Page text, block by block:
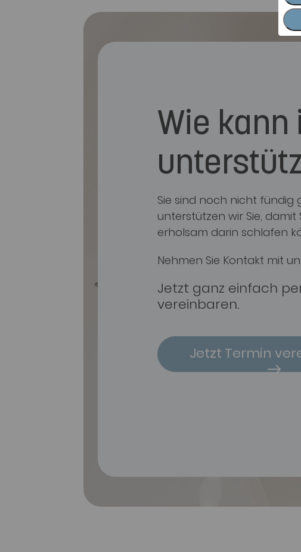
Wie kann
Sie sind noch nicht fündig
unterstützen wir Sie,
erholsam darin schlafen
Nehmen Sie Kontakt mit
Jetzt ganz einfach
vereinbaren.
Jetzt Termin